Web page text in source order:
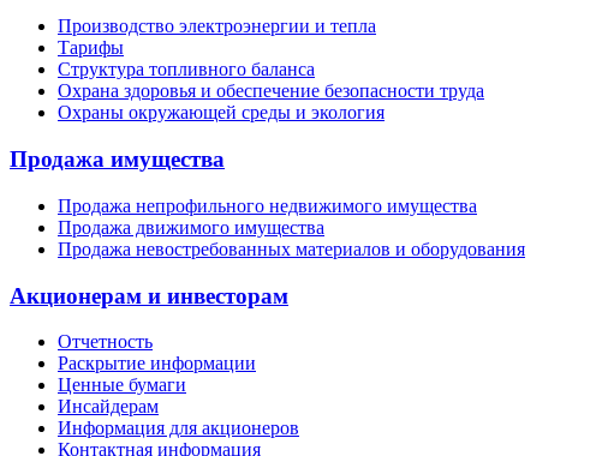
Производство электроэнергии и тепла
Тарифы
Структура топливного баланса
Охрана здоровья и обеспечение безопасности труда
Охраны окружающей среды и экология
Продажа имущества
Продажа непрофильного недвижимого имущества
Продажа движимого имущества
Продажа невостребованных материалов и оборудования
Акционерам и инвесторам
Отчетность
Раскрытие информации
Ценные бумаги
Инсайдерам
Информация для акционеров
Контактная информация